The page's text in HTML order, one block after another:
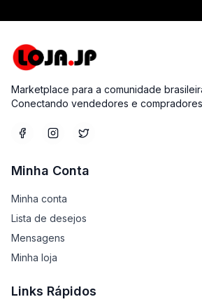
Marketplace para a comunidade
Conectando vendedores e
Minha Conta
Minha conta
Lista de desejos
Mensagens
Minha loja
Links Rápidos